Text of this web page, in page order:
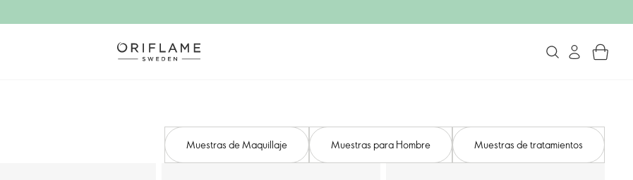
Muestras de Maquillaje Muestras para Hombre Muestras de tratamientos